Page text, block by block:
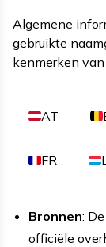
Algemene
gebruikte
kenmerken van
AT
FR
Bronnen:
officiële